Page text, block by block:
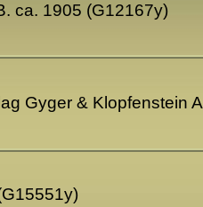
ca. 1905 (G12167y)
Gyger & Klopfenstein